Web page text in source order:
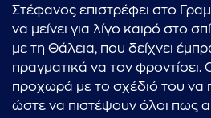
Στέφανος επιστρέφει στο
να μείνει για λίγο καιρό στο
με τη Θάλεια, που δείχνει
πραγματικά να τον
προχωρά με το σχέδιό του να
ώστε να πιστέψουν όλοι πως